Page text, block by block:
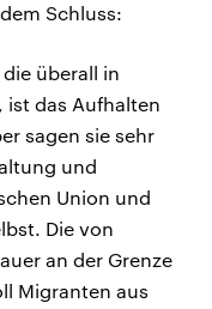
Schluss:
überall in
ist das Aufhalten
sagen sie sehr
und
Union und
Die von
an der Grenze
Migranten aus